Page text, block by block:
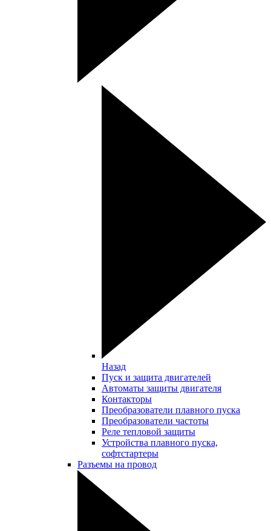
Назад
Пуск и защита двигателей
Автоматы защиты двигателя
Контакторы
Преобразователи плавного пуска
Преобразователи частоты
Реле тепловой защиты
Устройства плавного пуска,
софтстартеры
Разъемы на провод